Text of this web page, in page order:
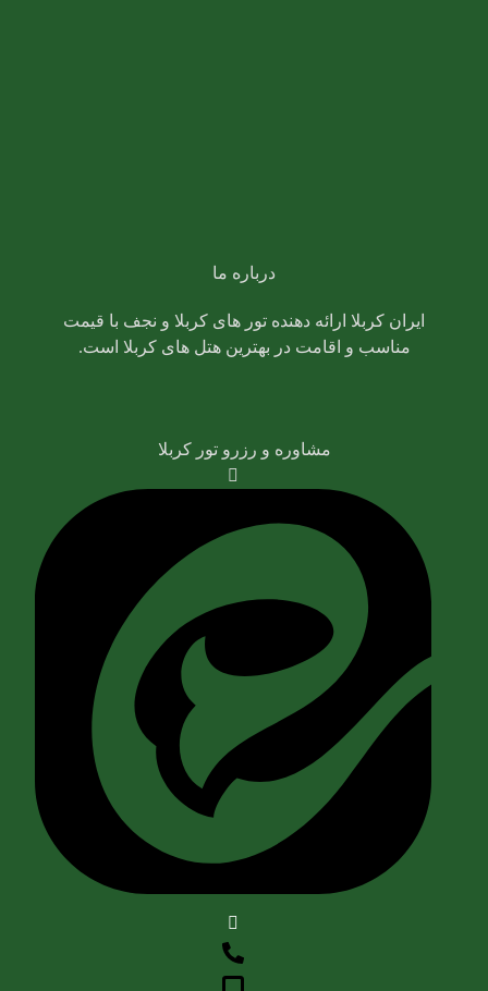
درباره ما
ایران کربلا ارائه دهنده تور های کربلا و نجف با قیمت
مناسب و اقامت در بهترین هتل های کربلا است.
مشاوره و رزرو تور کربلا